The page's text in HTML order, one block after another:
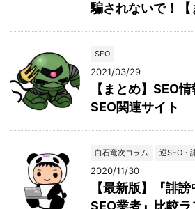
騙されないで！【
SEO
2021/03/29
【まとめ】SEO
SEO関連サイト
白石竜次コラム 逆SEO・
2020/11/30
【最新版】『誹
SEO業者』比較